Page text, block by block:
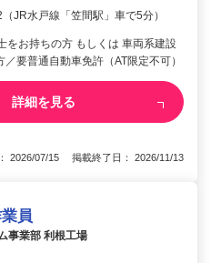
JR水戸線「笠間駅」車で5分）
をお持ちの方 もしくは 車両系建設
要普通自動車免許（AT限定不可）
詳細を見る
2026/07/15 掲載終了日： 2026/11/13
員
事業部 利根工場